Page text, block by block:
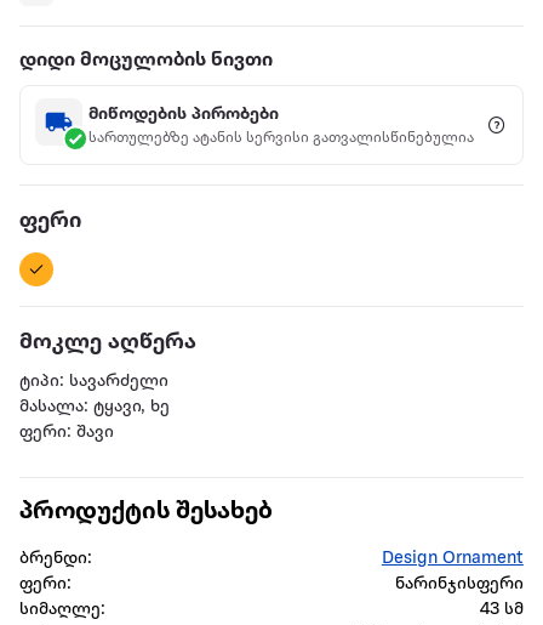
დიდი მოცულობის ნივთი
მიწოდების პირობები
სართულებზე ატანის სერვისი გათვალისწინებულია
ფერი
მოკლე აღწერა
ტიპი: სავარძელი
მასალა: ტყავი, ხე
ფერი: შავი
პროდუქტის შესახებ
ბრენდი:
Design Ornament
ფერი:
ნარინჯისფერი
სიმაღლე:
43 სმ